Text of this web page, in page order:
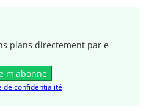
plans directement par e-
m'abonne
de confidentialité